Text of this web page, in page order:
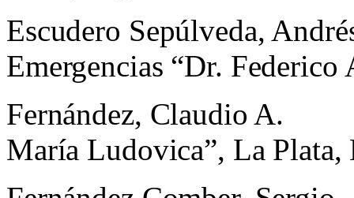
Escudero Sepúlveda,
Emergencias “Dr.
Fernández, Claudio A.
María Ludovica”, La Plata,